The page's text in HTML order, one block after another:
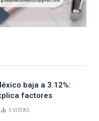
baja a 3.12%:
factores
5VISTAS